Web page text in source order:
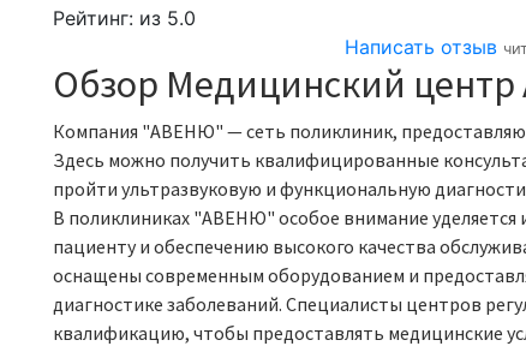
Рейтинг: из 5.0
Написать отзыв
Обзор Медицинский
Компания "АВЕНЮ" — сеть поликлиник,
Здесь можно получить квалифицированные
пройти ультразвуковую и функциональную
В поликлиниках "АВЕНЮ" особое внимание уделяется
пациенту и обеспечению высокого качества
оснащены современным оборудованием и
диагностике заболеваний. Специалисты центров
квалификацию, чтобы предоставлять медицинские